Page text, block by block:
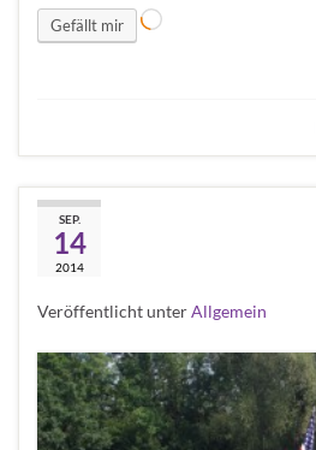
Gefällt mir
SEP.
14
2014
Veröffentlicht unterAllgemein